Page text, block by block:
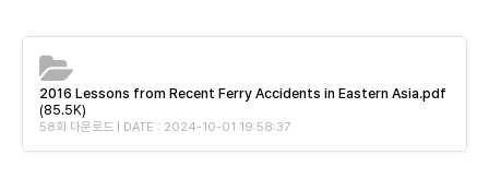
2016 Lessons from Recent Ferry Accidents in Eastern Asia.pdf
(85.5K)
58회 다운로드 | DATE : 2024-10-01 19:58:37